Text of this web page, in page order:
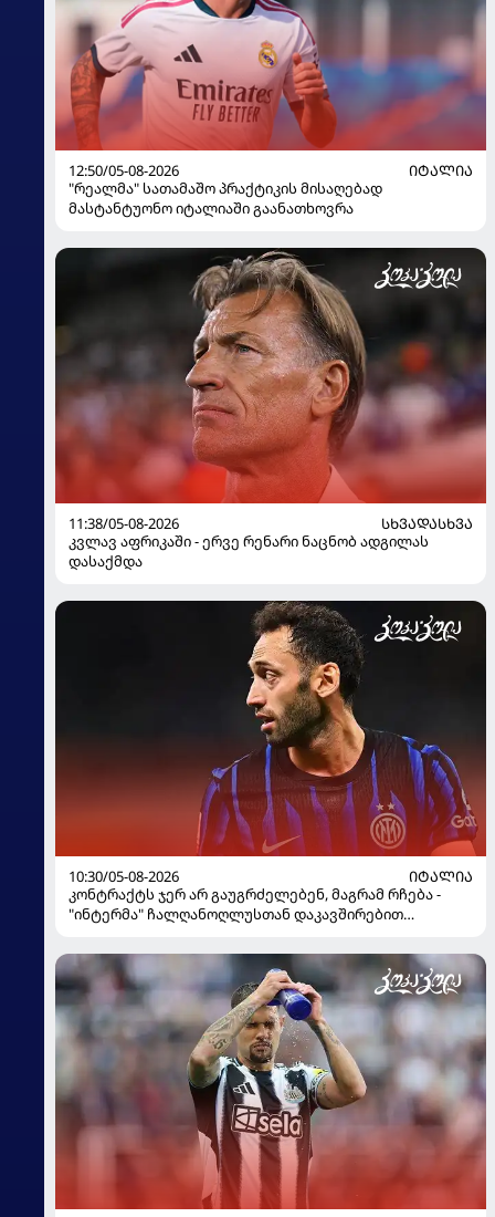
12:50/05-08-2026
ᲘᲢᲐᲚᲘᲐ
"რეალმა" სათამაშო პრაქტიკის მისაღებად
მასტანტუონო იტალიაში გაანათხოვრა
11:38/05-08-2026
ᲡᲮᲕᲐᲓᲐᲡᲮᲕᲐ
კვლავ აფრიკაში - ერვე რენარი ნაცნობ ადგილას
დასაქმდა
10:30/05-08-2026
ᲘᲢᲐᲚᲘᲐ
კონტრაქტს ჯერ არ გაუგრძელებენ, მაგრამ რჩება -
"ინტერმა" ჩალღანოღლუსთან დაკავშირებით